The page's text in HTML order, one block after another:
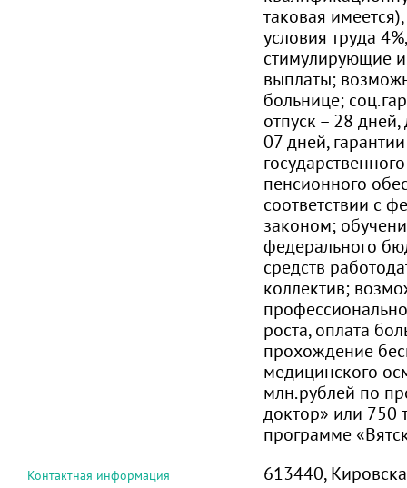
таковая
условия труда
стимулирующие
выплаты;
больнице;
отпуск – 28
07 дней,
пенсионного
соответствии с
законом;
федерального
средств
коллектив;
роста, оплата
прохождение
медицинского
млн.рублей по
доктор» или 750
программе
Контактная информация
613440,